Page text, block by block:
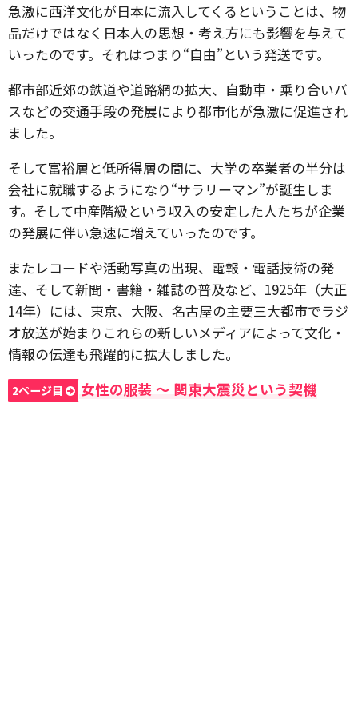
急激に西洋文化が日本に流入してくるということは、物
品だけではなく日本人の思想・考え方にも影響を与えて
いったのです。それはつまり“自由”という発送です。
都市部近郊の鉄道や道路網の拡大、自動車・乗り合いバ
スなどの交通手段の発展により都市化が急激に促進され
ました。
そして富裕層と低所得層の間に、大学の卒業者の半分は
会社に就職するようになり“サラリーマン”が誕生しま
す。そして中産階級という収入の安定した人たちが企業
の発展に伴い急速に増えていったのです。
またレコードや活動写真の出現、電報・電話技術の発
達、そして新聞・書籍・雑誌の普及など、1925年（大正
14年）には、東京、大阪、名古屋の主要三大都市でラジ
オ放送が始まりこれらの新しいメディアによって文化・
情報の伝達も飛躍的に拡大しました。
2ページ目 女性の服装 〜 関東大震災という契機